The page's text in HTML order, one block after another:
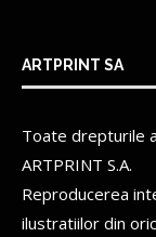
ARTPRINT SA
Toate drepturile
ARTPRINT S.A.
Reproducerea
ilustratiilor din